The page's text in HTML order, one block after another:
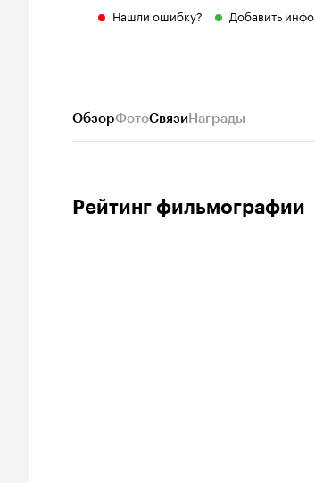
Нашли ошибку? Добавить инфо
ОбзорФотоСвязиНаграды
Рейтинг фильмографии